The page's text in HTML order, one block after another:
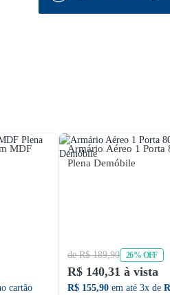
MDF
cartão
Armário Aéreo 1 Porta
Plena Demóbile
de R$ 189,90 26% OFF
R$ 140,31 à vista
R$ 155,90 em até 3x de